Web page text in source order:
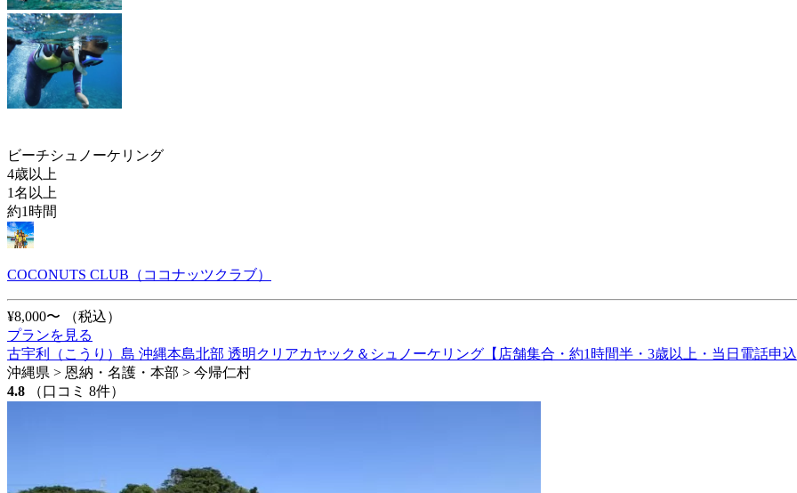
ビーチシュノーケリング
4歳以上
1名以上
約1時間
COCONUTS CLUB（ココナッツクラブ）
¥8,000〜
（税込）
プランを見る
古宇利（こうり）島 沖縄本島北部 透明クリアカヤック＆シュノーケリング【店舗集合・約1時間半・3歳以上・当日電話申
沖縄県 > 恩納・名護・本部 > 今帰仁村
4.8
（口コミ 8件）